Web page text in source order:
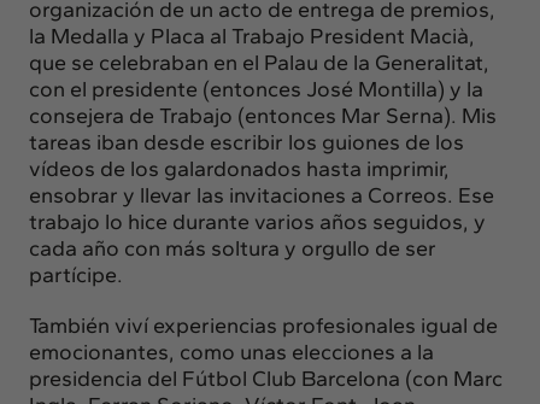
organización de un acto de entrega de premios,
la Medalla y Placa al Trabajo President Macià,
que se celebraban en el Palau de la Generalitat,
con el presidente (entonces José Montilla) y la
consejera de Trabajo (entonces Mar Serna). Mis
tareas iban desde escribir los guiones de los
vídeos de los galardonados hasta imprimir,
ensobrar y llevar las invitaciones a Correos. Ese
trabajo lo hice durante varios años seguidos, y
cada año con más soltura y orgullo de ser
partícipe.
También viví experiencias profesionales igual de
emocionantes, como unas elecciones a la
presidencia del Fútbol Club Barcelona (con Marc